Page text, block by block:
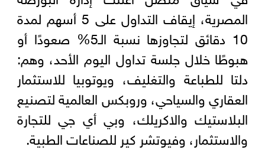
المصرية، إيقاف التداول على 5 أسهم لمدة
10 دقائق لتجاوزها نسبة الـ5% صعودًا أو
هبوطًا خلال جلسة تداول اليوم الأحد، وهم:
دلتا للطباعة والتغليف، ويوتوبيا للاستثمار
العقاري والسياحي، وروبكس العالمية لتصنيع
البلاستيك والاكريلك، وبي أي جي للتجارة
والاستثمار، وفيوتشر كير للصناعات الطبية.